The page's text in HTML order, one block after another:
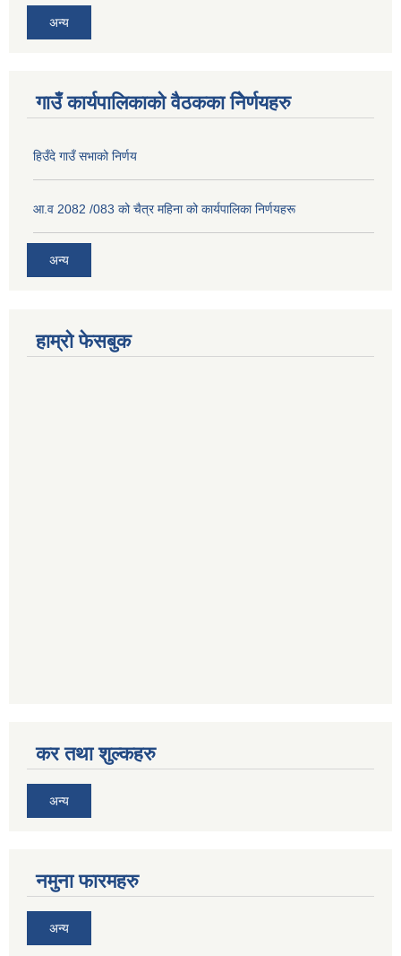
अन्य
गाउँ कार्यपालिकाको वैठकका निेर्णयहरु
हिउँदे गाउँ सभाको निर्णय
आ.व 2082 /083 को चैत्र महिना को कार्यपालिका निर्णयहरू
अन्य
हाम्रो फेसबुक
कर तथा शुल्कहरु
अन्य
नमुना फारमहरु
अन्य